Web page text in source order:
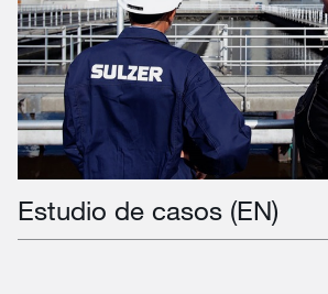
Estudio de casos (EN)